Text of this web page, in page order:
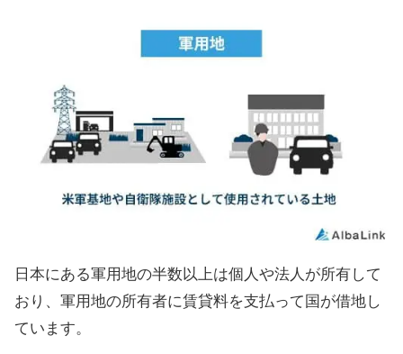
日本にある軍用地の半数以上は個人や法人が所有して
おり、軍用地の所有者に賃貸料を支払って国が借地し
ています。